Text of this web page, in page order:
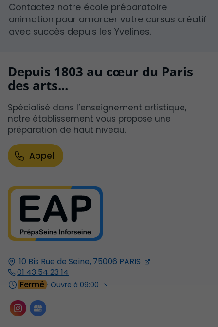
Contactez notre école préparatoire
animation pour amorcer votre cursus créatif
avec succès depuis les Yvelines.
10 Bis Rue de Seine, 75006 PARIS
01 43 54 23 14
Fermé ⋅ Ouvre à 09:00
Depuis 1803 au cœur du Paris
des arts...
Spécialisé dans l’enseignement artistique,
notre établissement vous propose une
préparation de haut niveau.
Appel